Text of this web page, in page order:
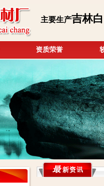
主要生产吉林白
资质荣誉